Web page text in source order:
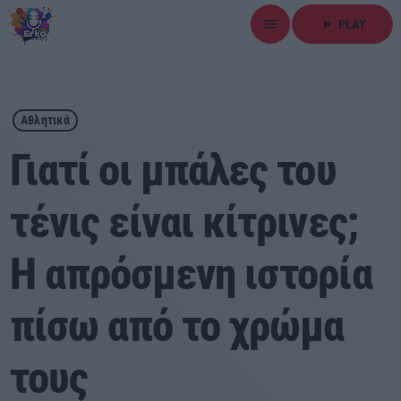
menu play_arrow PLAY
close
play_arrow ΕΡΚΟ
Αρχική
Εκπομπές
Ειδήσεις
Αθλητικά
Αθλητικά
Γιατί οι μπάλες του
τένις είναι κίτρινες;
Η απρόσμενη ιστορία
πίσω από το χρώμα
τους